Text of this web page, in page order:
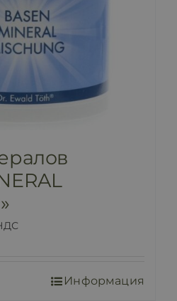
Информация